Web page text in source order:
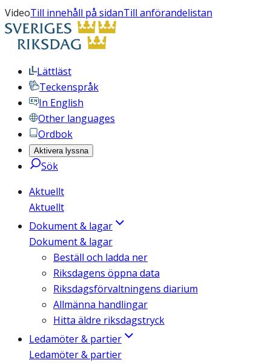
VideoTill innehåll på sidanTill anförandelistan
Lättläst
Teckenspråk
In English
Other languages
Ordbok
Aktivera lyssna
Sök
Aktuellt
Aktuellt
Dokument & lagar
Dokument & lagar
Beställ och ladda ner
Riksdagens öppna data
Riksdagsförvaltningens diarium
Allmänna handlingar
Hitta äldre riksdagstryck
Ledamöter & partier
Ledamöter & partier